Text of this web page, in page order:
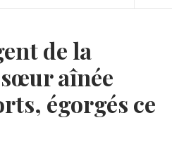
de la
aînée
égorgés ce